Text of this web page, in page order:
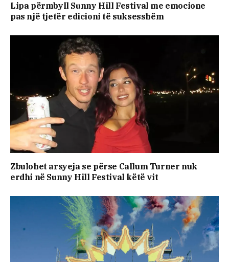
Lipa përmbyll Sunny Hill Festival me emocione
pas një tjetër edicioni të suksesshëm
Zbulohet arsyeja se përse Callum Turner nuk
erdhi në Sunny Hill Festival këtë vit